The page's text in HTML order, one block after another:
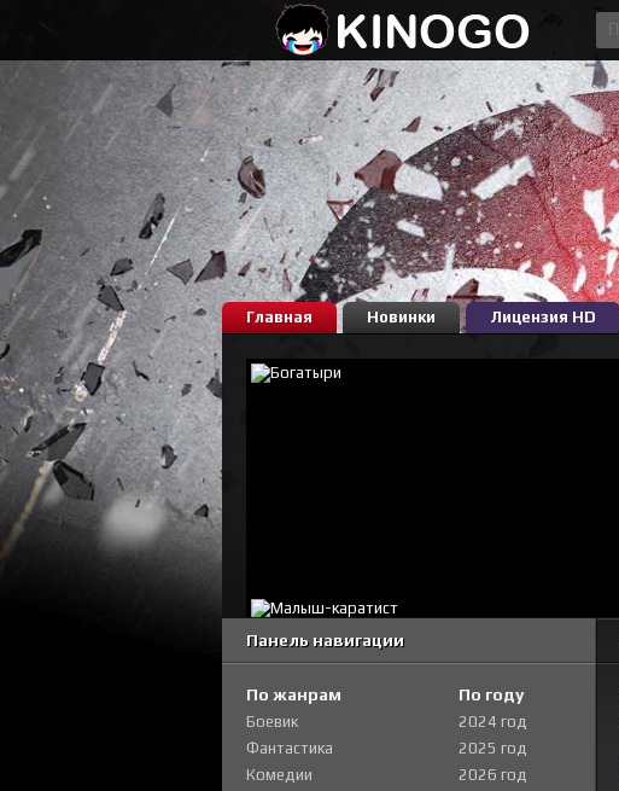
Главная Новинки Лицензия HD
Панель навигации
По жанрам
Боевик
Фантастика
Комедии
По году
2024 год
2025 год
2026 год